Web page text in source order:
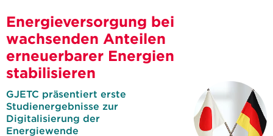
Energieversorgung bei
wachsenden Anteilen
erneuerbarer Energien
stabilisieren
GJETC präsentiert erste
Studienergebnisse zur
Digitalisierung der
Energiewende